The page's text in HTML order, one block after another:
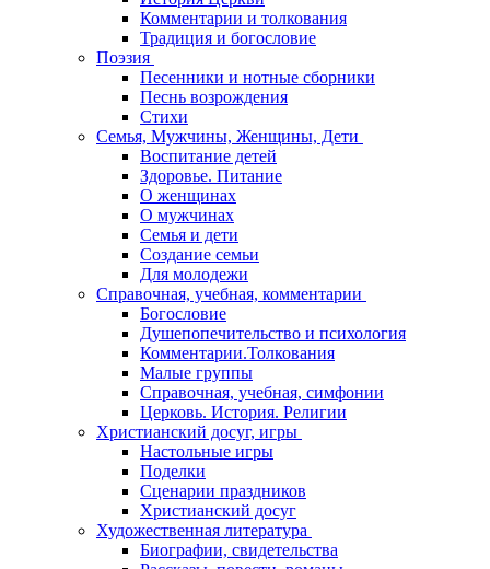
Комментарии и толкования
Традиция и богословие
Поэзия
Песенники и нотные сборники
Песнь возрождения
Стихи
Семья, Мужчины, Женщины, Дети
Воспитание детей
Здоровье. Питание
О женщинах
О мужчинах
Семья и дети
Создание семьи
Для молодежи
Справочная, учебная, комментарии
Богословие
Душепопечительство и психология
Комментарии.Толкования
Малые группы
Справочная, учебная, симфонии
Церковь. История. Религии
Христианский досуг, игры
Настольные игры
Поделки
Сценарии праздников
Христианский досуг
Художественная литература
Биографии, свидетельства